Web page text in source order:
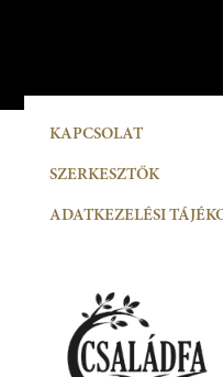
KAPCSOLAT
SZERKESZTŐK
ADATKEZELÉSI